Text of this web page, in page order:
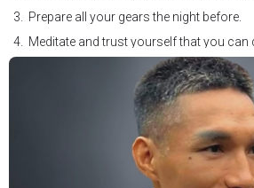
3. Prepare all your gears the night before.
4. Meditate and trust yourself that you can
for self doubt.
5. Conduct yourself as if you are on the
championship fight. Remeber that
6. It's ok to make a mistake but its not
make a call, make it loud and clear.
Know that it is not about you. It's about
fairness for the boxers who put their lives in